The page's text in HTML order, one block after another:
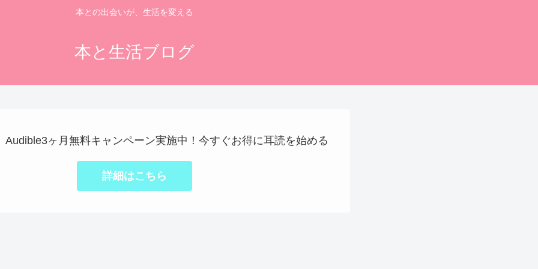
本との出会いが、生活を変える
本と生活ブログ
Audible3ヶ月無料キャンペーン実施中！今すぐお得に耳読を始める
詳細はこちら